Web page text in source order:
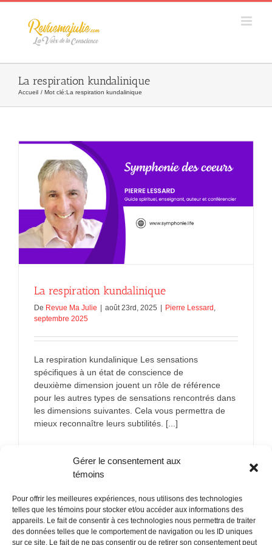
Gérer le consentement aux
témoins
Pour offrir les meilleures expériences, nous utilisons des technologies
telles que les témoins pour stocker et/ou accéder aux informations des
appareils. Le fait de consentir à ces technologies nous permettra de traiter
des données telles que le comportement de navigation ou les ID uniques
sur ce site. Le fait de ne pas consentir ou de retirer son consentement peut
Skip
La respiration kundalinique
Accueil Mot clé:La respiration kundalinique
La respiration kundalinique
De Revue Ma Julie | août 23rd, 2025 | Pierre Lessard
septembre 2025
La respiration kundalinique Les sensations
spécifiques à un état de conscience de
deuxième dimension jouent un rôle de référence
pour les autres types de sensations rencontrés dans
les dimensions suivantes. Cela vous permettra de
mieux reconnaître leurs subtilités. [...]
respiration